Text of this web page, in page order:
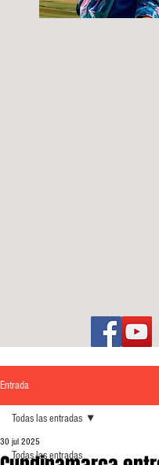
Entrada
Todas las entradas
Todas las entradas
30 jul 2025